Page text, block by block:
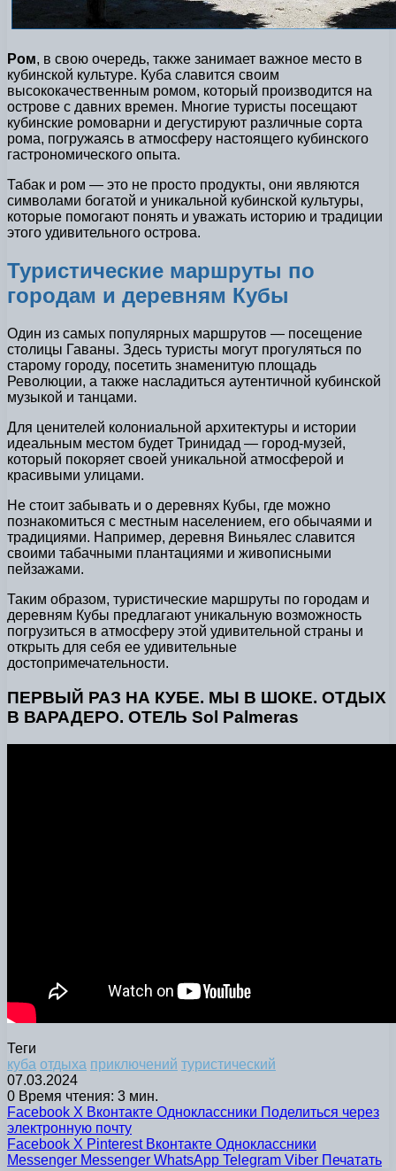
Ром, в свою очередь, также занимает важное место в
кубинской культуре. Куба славится своим
высококачественным ромом, который производится на
острове с давних времен. Многие туристы посещают
кубинские ромоварни и дегустируют различные сорта
рома, погружаясь в атмосферу настоящего кубинского
гастрономического опыта.
Табак и ром — это не просто продукты, они являются
символами богатой и уникальной кубинской культуры,
которые помогают понять и уважать историю и традиции
этого удивительного острова.
Туристические маршруты по
городам и деревням Кубы
Один из самых популярных маршрутов — посещение
столицы Гаваны. Здесь туристы могут прогуляться по
старому городу, посетить знаменитую площадь
Революции, а также насладиться аутентичной кубинской
музыкой и танцами.
Для ценителей колониальной архитектуры и истории
идеальным местом будет Тринидад — город-музей,
который покоряет своей уникальной атмосферой и
красивыми улицами.
Не стоит забывать и о деревнях Кубы, где можно
познакомиться с местным населением, его обычаями и
традициями. Например, деревня Виньялес славится
своими табачными плантациями и живописными
пейзажами.
Таким образом, туристические маршруты по городам и
деревням Кубы предлагают уникальную возможность
погрузиться в атмосферу этой удивительной страны и
открыть для себя ее удивительные
достопримечательности.
ПЕРВЫЙ РАЗ НА КУБЕ. МЫ В ШОКЕ. ОТДЫХ
В ВАРАДЕРО. ОТЕЛЬ Sol Palmeras
Теги
куба отдыха приключений туристический
07.03.2024
0 Время чтения: 3 мин.
Facebook X Вконтакте Одноклассники Поделиться через
электронную почту
Facebook X Pinterest Вконтакте Одноклассники
Messenger Messenger WhatsApp Telegram Viber Печатать